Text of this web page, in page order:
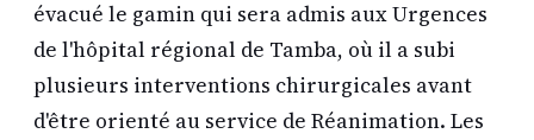
évacué le gamin qui sera admis aux Urgences
de l'hôpital régional de Tamba, où il a subi
plusieurs interventions chirurgicales avant
d'être orienté au service de Réanimation. Les